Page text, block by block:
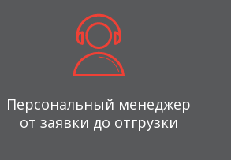
Персональный менеджер
от заявки до отгрузки